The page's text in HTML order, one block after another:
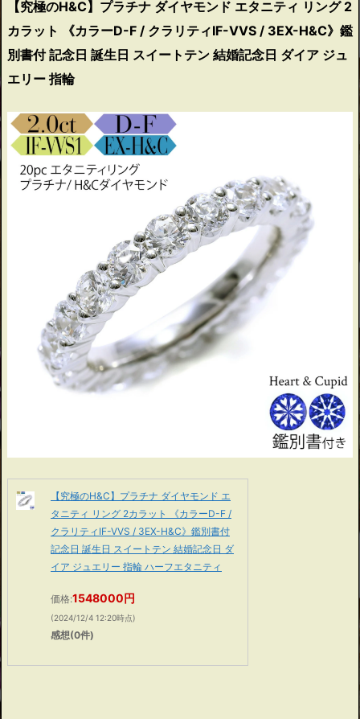
【究極のH&C】プラチナ ダイヤモンド エタニティ リング 2
カラット 《カラーD-F / クラリティIF-VVS / 3EX-H&C》鑑
別書付 記念日 誕生日 スイートテン 結婚記念日 ダイア ジュ
エリー 指輪
【究極のH&C】プラチナ ダイヤモンド エ
タニティ リング 2カラット 《カラーD-F /
クラリティIF-VVS / 3EX-H&C》鑑別書付
記念日 誕生日 スイートテン 結婚記念日 ダ
イア ジュエリー 指輪 ハーフエタニティ
価格:1548000円
(2024/12/4 12:20時点)
感想(0件)